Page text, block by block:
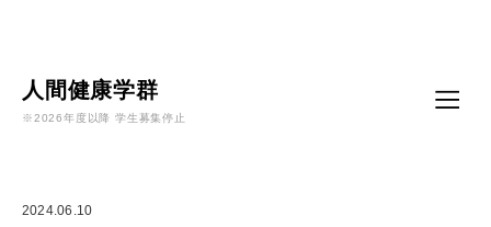
人間健康学群
※2026年度以降 学生募集停止
2024.06.10